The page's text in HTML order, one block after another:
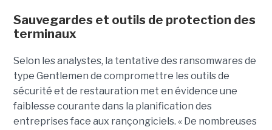
Sauvegardes et outils de protection des
terminaux
Selon les analystes, la tentative des ransomwares de
type Gentlemen de compromettre les outils de
sécurité et de restauration met en évidence une
faiblesse courante dans la planification des
entreprises face aux rançongiciels. « De nombreuses